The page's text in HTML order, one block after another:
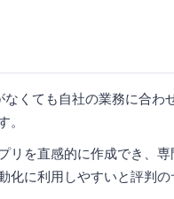
くても自社の業務に合わ
リを直感的に作成でき、
に利用しやすいと評判の